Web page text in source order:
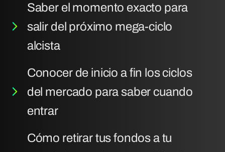
Saber el momento exacto para
salir del próximo mega-ciclo
alcista
Conocer de inicio a fin los ciclos
del mercado para saber cuando
entrar
Cómo retirar tus fondos a tu